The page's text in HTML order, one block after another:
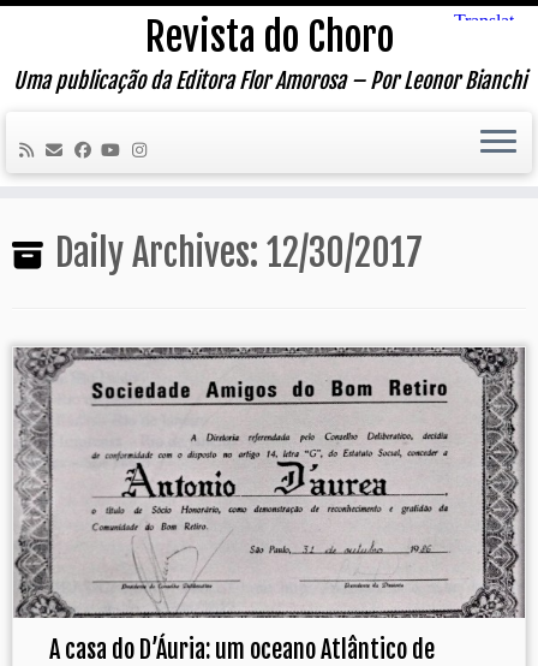
Skip
content
Revista do Choro
Uma publicação da Editora Flor Amorosa – Por Leonor Bianchi
Daily Archives: 12/30/2017
A casa do D’Áuria: um oceano Atlântico de